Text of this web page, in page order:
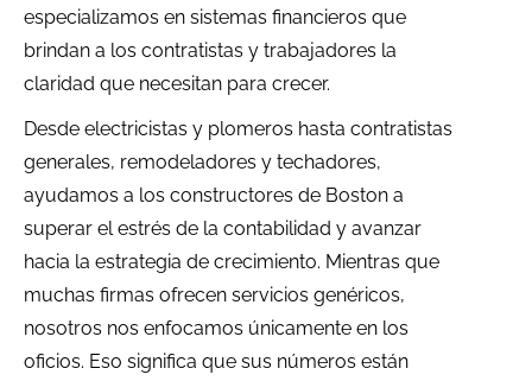
especializamos en sistemas financieros que
brindan a los contratistas y trabajadores la
claridad que necesitan para crecer.
Desde electricistas y plomeros hasta contratistas
generales, remodeladores y techadores,
ayudamos a los constructores de Boston a
superar el estrés de la contabilidad y avanzar
hacia la estrategia de crecimiento. Mientras que
muchas firmas ofrecen servicios genéricos,
nosotros nos enfocamos únicamente en los
oficios. Eso significa que sus números están